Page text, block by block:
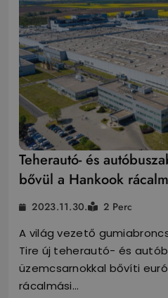
Teherautó- és
bővül a Hankook
2023.11.30. 2 Perc
A világ vezető
Tire új teherautó- és
üzemcsarnokkal bővíti
rácalmási…